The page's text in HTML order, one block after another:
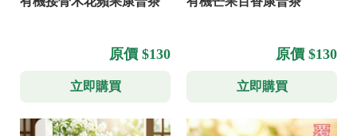
原價 $130
立即購買
原價 $130
立即購買